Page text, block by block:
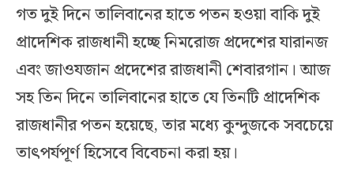
গত দুই দিনে তালিবানের হাতে পতন হওয়া বাকি দুই
প্রাদেশিক রাজধানী হচ্ছে নিমরোজ প্রদেশের যারানজ
এবং জাওযজান প্রদেশের রাজধানী শেবারগান। আজ
সহ তিন দিনে তালিবানের হাতে যে তিনটি প্রাদেশিক
রাজধানীর পতন হয়েছে, তার মধ্যে কুন্দুজকে সবচেয়ে
তাৎপর্যপূর্ণ হিসেবে বিবেচনা করা হয়।